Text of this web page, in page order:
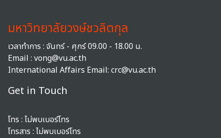
มหาวิทยาลัยวงษ์ชวลิตกุล
เวลาทำการ : จันทร์ - ศุกร์ 09.00 - 18.00 น.
Email : vong@vu.ac.th
International Affairs Email: crc@vu.ac.th
Get in Touch
โทร : ไม่พบเบอร์โทร
โทรสาร : ไม่พบเบอร์โทร